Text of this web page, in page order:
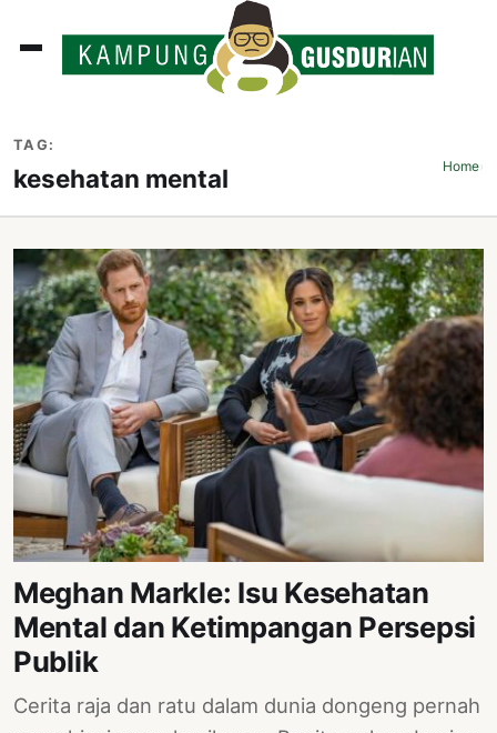
TAG:
kesehatan mental Home›
Meghan Markle: Isu Kesehatan
Mental dan Ketimpangan Persepsi
Publik
Cerita raja dan ratu dalam dunia dongeng pernah